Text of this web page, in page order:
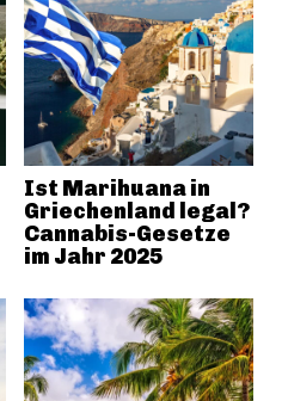
Ist Marihuana in
Griechenland legal?
Cannabis-Gesetze
im Jahr 2025